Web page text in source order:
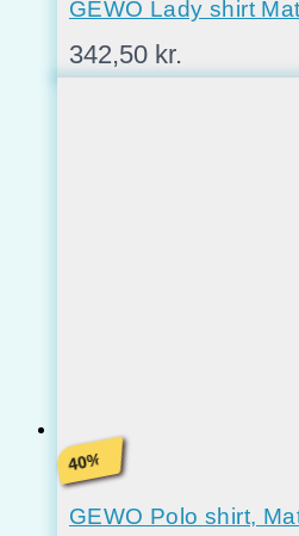
GEWO Lady shirt
342,50 kr.
40%
GEWO Polo shirt,